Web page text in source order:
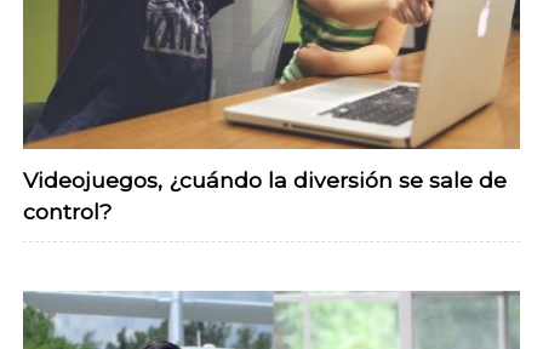
Videojuegos, ¿cuándo la diversión se sale de
control?